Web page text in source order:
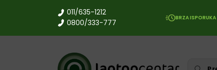
011/635-1212
0800/333-777
BRZA ISPORUKA